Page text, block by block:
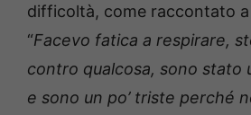
difficoltà, come raccontato a
“Facevo fatica a respirare,
contro qualcosa, sono stato
e sono un po’ triste perché